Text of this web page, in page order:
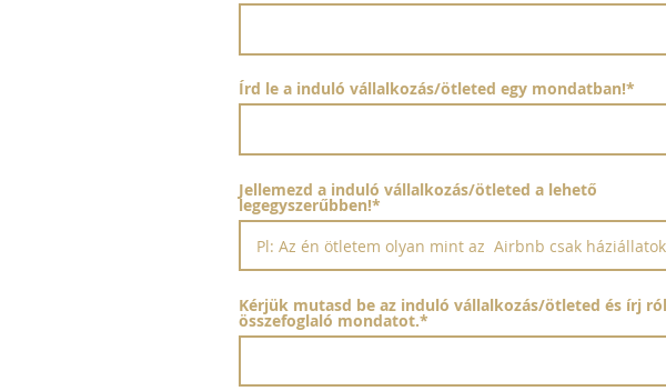
Írd le a induló vállalkozás/ötleted egy mondatban!*
Jellemezd a induló vállalkozás/ötleted a lehető
legegyszerűbben!*
Kérjük mutasd be az induló vállalkozás/ötleted és írj
összefoglaló mondatot.*